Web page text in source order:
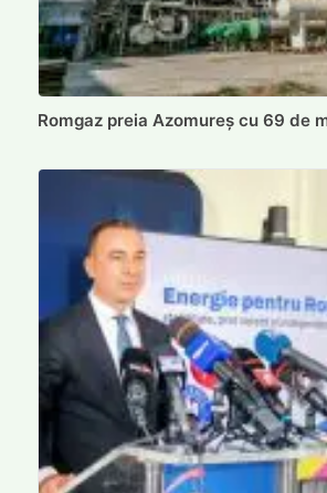
Romgaz preia Azomureș cu 69 de